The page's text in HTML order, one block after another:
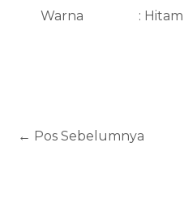
Warna : Hitam
← Pos Sebelumnya